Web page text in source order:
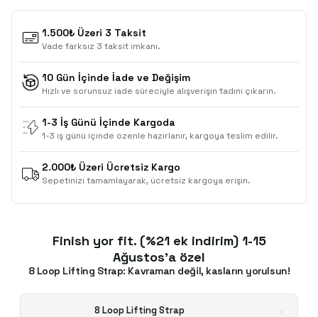
1.500₺ Üzeri 3 Taksit
Vade farksız 3 taksit imkanı.
10 Gün İçinde İade ve Değişim
Hızlı ve sorunsuz iade süreciyle alışverişin tadını çıkarın.
1-3 İş Günü İçinde Kargoda
1-3 iş günü içinde özenle hazırlanır, kargoya teslim edilir.
2.000₺ Üzeri Ücretsiz Kargo
Sepetinizi tamamlayarak, ücretsiz kargoya erişin.
Finish yor fit. (%21 ek indirim) 1-15
Ağustos'a özel
8 Loop Lifting Strap: Kavraman değil, kasların yorulsun!
8 Loop Lifting Strap